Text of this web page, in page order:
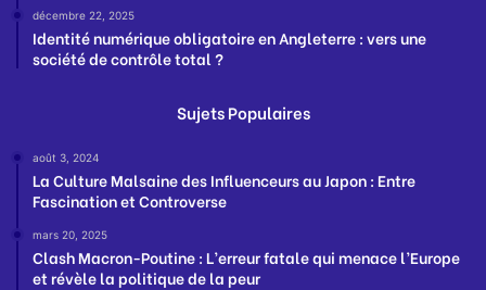
décembre 22, 2025
Identité numérique obligatoire en Angleterre : vers une
société de contrôle total ?
Sujets Populaires
août 3, 2024
La Culture Malsaine des Influenceurs au Japon : Entre
Fascination et Controverse
mars 20, 2025
Clash Macron-Poutine : L’erreur fatale qui menace l’Europe
et révèle la politique de la peur